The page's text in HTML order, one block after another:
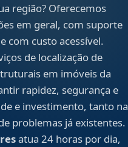
região? Oferecemos
em geral, com suporte
com custo acessível.
de localização de
em imóveis da
rapidez, segurança e
e investimento, tanto na
problemas já existentes.
atua 24 horas por dia,